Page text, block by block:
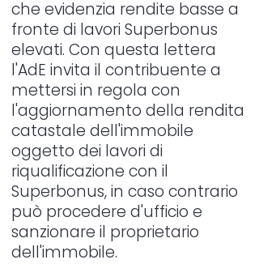
che evidenzia rendite basse a
fronte di lavori Superbonus
elevati. Con questa lettera
l'AdE invita il contribuente a
mettersi in regola con
l'aggiornamento della rendita
catastale dell'immobile
oggetto dei lavori di
riqualificazione con il
Superbonus, in caso contrario
può procedere d'ufficio e
sanzionare il proprietario
dell'immobile.